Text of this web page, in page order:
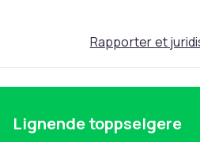
behandlingen av dette etuiet
mulig.
Rapporter et
Lignende toppselgere